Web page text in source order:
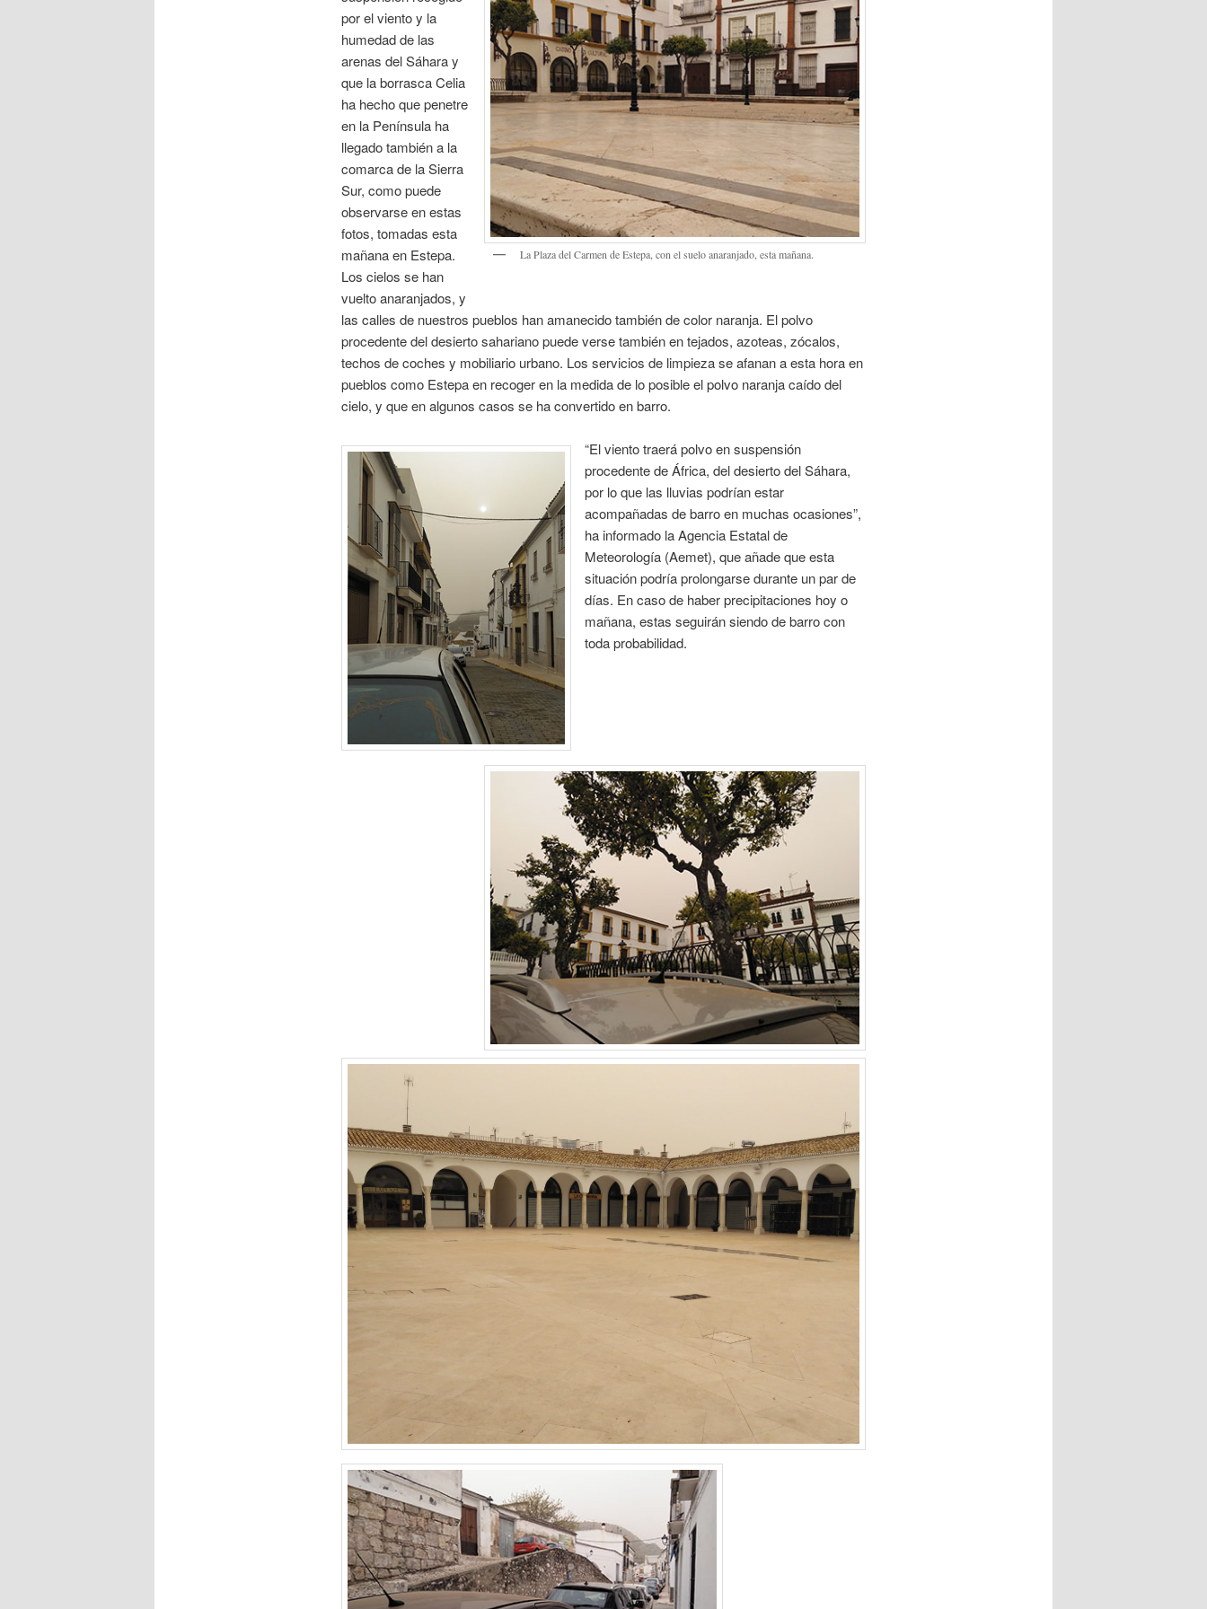
La Plaza del Carmen de Estepa, con el suelo anaranjado, esta mañana.
por el viento y la
humedad de las
arenas del Sáhara y
que la borrasca Celia
ha hecho que penetre
en la Península ha
llegado también a la
comarca de la Sierra
Sur, como puede
observarse en estas
fotos, tomadas esta
mañana en Estepa.
Los cielos se han
vuelto anaranjados, y
las calles de nuestros pueblos han amanecido también de color naranja. El polvo
procedente del desierto sahariano puede verse también en tejados, azoteas, zócalos,
techos de coches y mobiliario urbano. Los servicios de limpieza se afanan a esta hora en
pueblos como Estepa en recoger en la medida de lo posible el polvo naranja caído del
cielo, y que en algunos casos se ha convertido en barro.
“El viento traerá polvo en suspensión
procedente de África, del desierto del Sáhara,
por lo que las lluvias podrían estar
acompañadas de barro en muchas ocasiones”,
ha informado la Agencia Estatal de
Meteorología (Aemet), que añade que esta
situación podría prolongarse durante un par de
días. En caso de haber precipitaciones hoy o
mañana, estas seguirán siendo de barro con
toda probabilidad.